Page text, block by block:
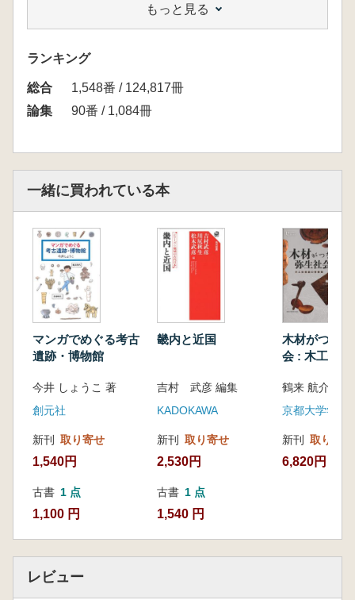
東 真江 餘綾郡金目郷内の集落様相の検討
大上周三 大型竪穴建物の実態と性格 古代相
模の場合
栗田一生 溝持ち掘立柱建物に関する一考察
若林勝司 律令期腰帯具についての私見 西暦
2000年シンポジウムの成果を踏まえて
の指定を巡って文化財行政を考える
神奈川の考古・古代史文献目録
もっと見る
ランキング
総合
1,548番 / 124,817冊
論集
90番 / 1,084冊
一緒に買われている本
マンガでめぐる考古
遺跡・博物館
今井 しょうこ 著
創元社
新刊 取り寄せ
1,540円
古書 1 点
1,100 円
畿内と近国
吉村 武彦 編集
KADOKAWA
新刊 取り寄せ
2,530円
古書 1 点
1,540 円
木材がつな
会 : 木工技術
鶴来 航介 著
京都大学学術
新刊 取り寄せ
6,820円
レビュー